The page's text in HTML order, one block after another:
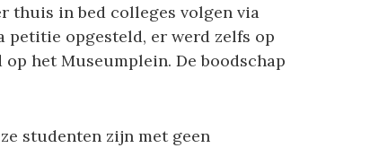
thuis in bed colleges volgen via
petitie opgesteld, er werd zelfs op
het Museumplein. De boodschap
studenten zijn met geen